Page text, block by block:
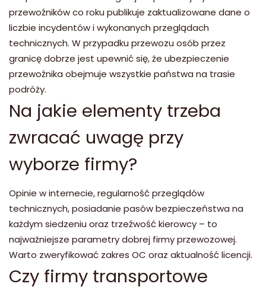
przewoźników co roku publikuje zaktualizowane dane o
liczbie incydentów i wykonanych przeglądach
technicznych. W przypadku przewozu osób przez
granicę dobrze jest upewnić się, że ubezpieczenie
przewoźnika obejmuje wszystkie państwa na trasie
podróży.
Na jakie elementy trzeba
zwracać uwagę przy
wyborze firmy?
Opinie w internecie, regularność przeglądów
technicznych, posiadanie pasów bezpieczeństwa na
każdym siedzeniu oraz trzeźwość kierowcy – to
najważniejsze parametry dobrej firmy przewozowej.
Warto zweryfikować zakres OC oraz aktualność licencji.
Czy firmy transportowe